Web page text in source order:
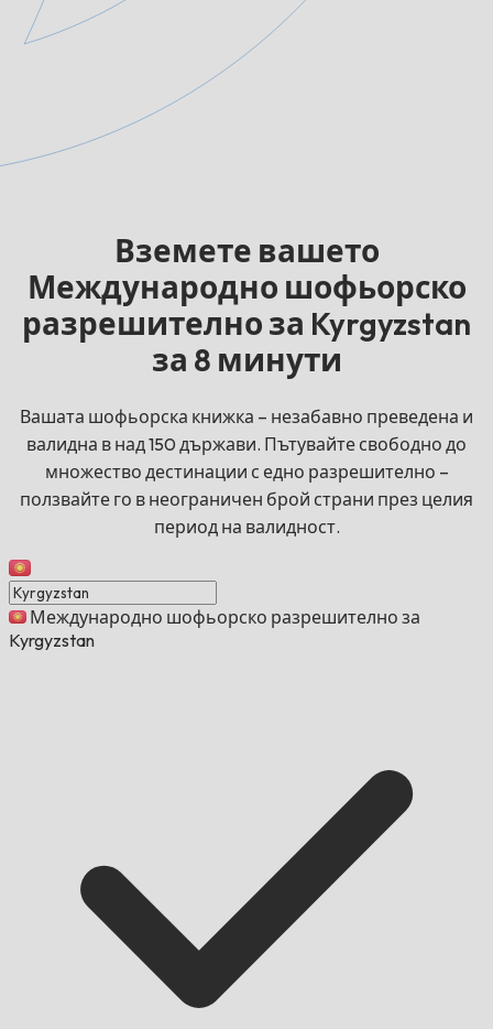
Вземете вашето
Международно шофьорско
разрешително за Kyrgyzstan
за 8 минути
Вашата шофьорска книжка – незабавно преведена и
валидна в над 150 държави. Пътувайте свободно до
множество дестинации с едно разрешително –
ползвайте го в неограничен брой страни през целия
период на валидност.
Международно шофьорско разрешително за
Kyrgyzstan